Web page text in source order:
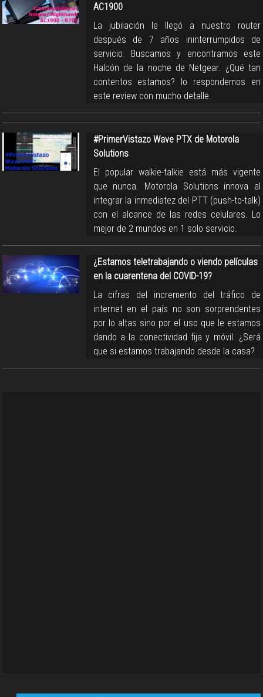
AC1900
La jubilación le llegó a nuestro router
después de 7 años ininterrumpidos de
servicio. Buscamos y encontramos este
Halcón de la noche de Netgear. ¿Qué tan
contentos estamos? lo respondemos en
este review con mucho detalle.
#PrimerVistazo Wave PTX de Motorola
Solutions
El popular walkie-talkie está más vigente
que nunca. Motorola Solutions innova al
integrar la inmediatez del PTT (push-to-talk)
con el alcance de las redes celulares. Lo
mejor de 2 mundos en 1 solo servicio.
¿Estamos teletrabajando o viendo películas
en la cuarentena del COVID-19?
La cifras del incremento del tráfico de
internet en el país no son sorprendentes
por lo altas sino por el uso que le estamos
dando a la conectividad fija y móvil. ¿Será
que si estamos trabajando desde la casa?